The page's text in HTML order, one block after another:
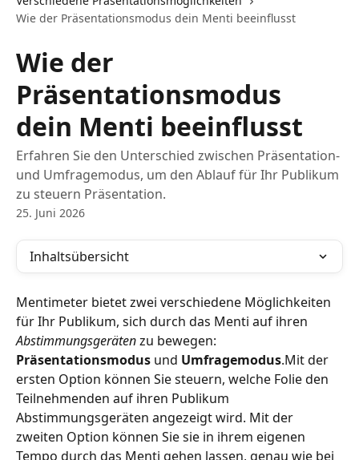
Wie der Präsentationsmodus dein Menti beeinflusst
Wie der
Präsentationsmodus
dein Menti beeinflusst
Erfahren Sie den Unterschied zwischen Präsentation-
und Umfragemodus, um den Ablauf für Ihr Publikum
zu steuern Präsentation.
25. Juni 2026
Inhaltsübersicht
Mentimeter bietet zwei verschiedene Möglichkeiten
für Ihr Publikum, sich durch das Menti auf ihren
Abstimmungsgeräten zu bewegen:
Präsentationsmodus und Umfragemodus.Mit der
ersten Option können Sie steuern, welche Folie den
Teilnehmenden auf ihren Publikum
Abstimmungsgeräten angezeigt wird. Mit der
zweiten Option können Sie sie in ihrem eigenen
Tempo durch das Menti gehen lassen, genau wie bei